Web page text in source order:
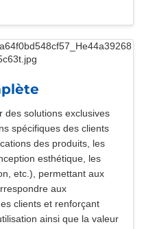
des solutions exclusives
spécifiques des clients
des produits, les
esthétique, les
etc.), permettant aux
aux
clients et renforçant
ainsi que la valeur